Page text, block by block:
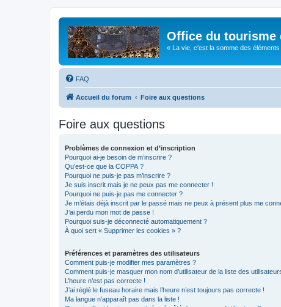
Office du tourisme
« La vie, c'est la somme des
FAQ
Accueil du forum Foire aux questions
Foire aux questions
Problèmes de connexion et d’inscription
Pourquoi ai-je besoin de m’inscrire ?
Qu’est-ce que la COPPA ?
Pourquoi ne puis-je pas m’inscrire ?
Je suis inscrit mais je ne peux pas me connecter !
Pourquoi ne puis-je pas me connecter ?
Je m’étais déjà inscrit par le passé mais ne peux à présent plus me
J’ai perdu mon mot de passe !
Pourquoi suis-je déconnecté automatiquement ?
À quoi sert « Supprimer les cookies » ?
Préférences et paramètres des utilisateurs
Comment puis-je modifier mes paramètres ?
Comment puis-je masquer mon nom d’utilisateur de la liste des
L’heure n’est pas correcte !
J’ai réglé le fuseau horaire mais l’heure n’est toujours pas correcte !
Ma langue n’apparaît pas dans la liste !